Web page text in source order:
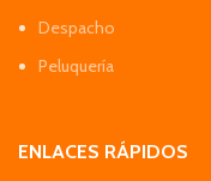
Despacho
Peluquería
ENLACES RÁPIDOS